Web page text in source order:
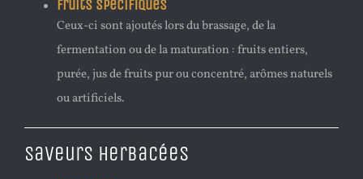
Fruits spécifiques
Ceux-ci sont ajoutés lors du brassage, de la
fermentation ou de la maturation : fruits entiers,
purée, jus de fruits pur ou concentré, arômes naturels
ou artificiels.
Saveurs herbacées